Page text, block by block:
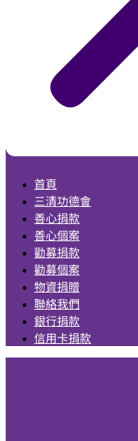
首頁
三清功德會
善心捐款
善心個案
勸募捐款
勸募個案
物資捐贈
聯絡我們
銀行捐款
信用卡捐款